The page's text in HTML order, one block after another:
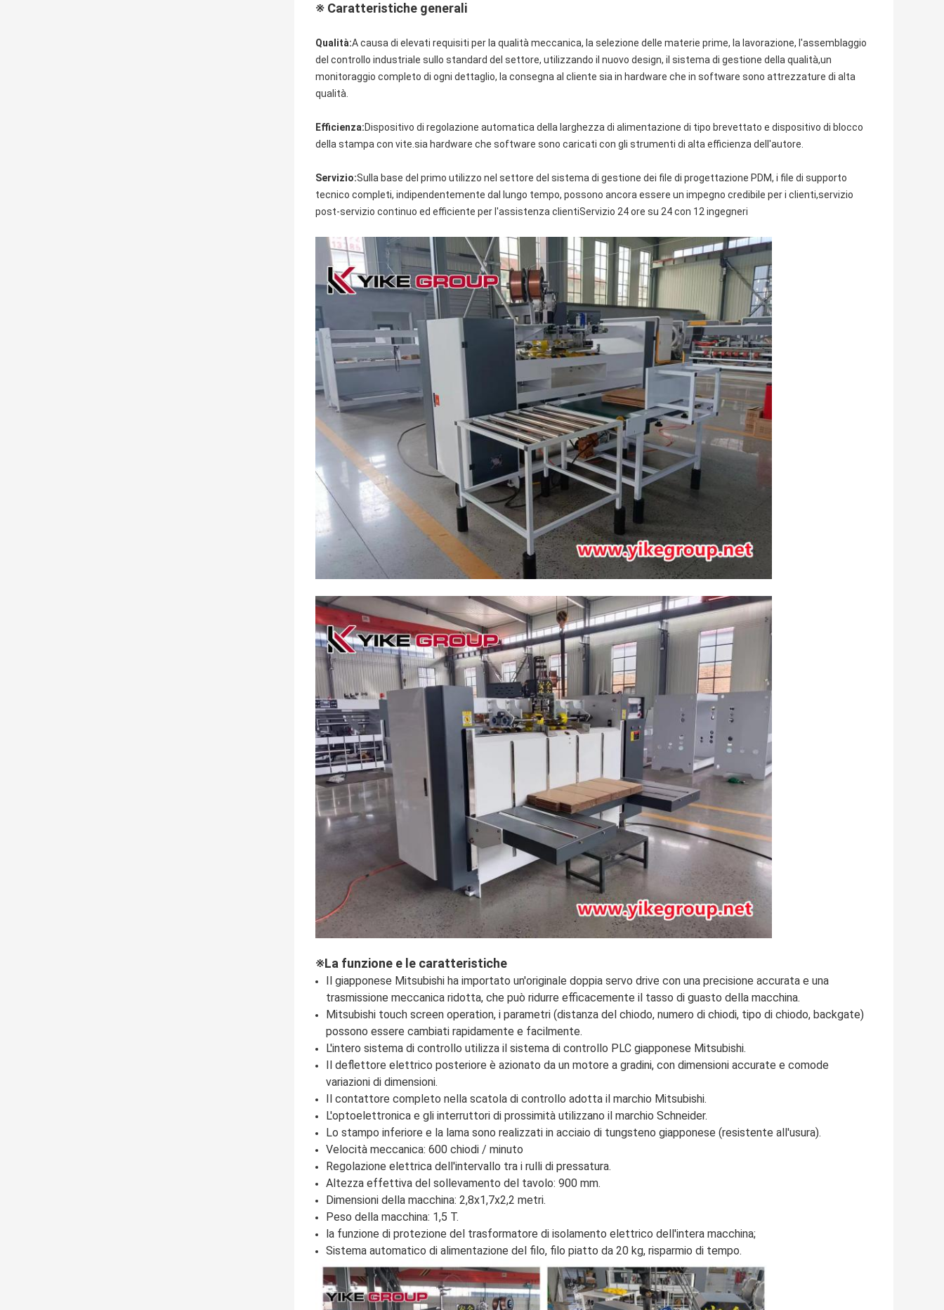
※ Caratteristiche generali
Qualità:A causa di elevati requisiti per la qualità meccanica, la selezione delle materie prime, la lavorazione, l'assemblaggio
del controllo industriale sullo standard del settore, utilizzando il nuovo design, il sistema di gestione della qualità,un
monitoraggio completo di ogni dettaglio, la consegna al cliente sia in hardware che in software sono attrezzature di alta
qualità.
Efficienza:Dispositivo di regolazione automatica della larghezza di alimentazione di tipo brevettato e dispositivo di blocco
della stampa con vite.sia hardware che software sono caricati con gli strumenti di alta efficienza dell'autore.
Servizio:Sulla base del primo utilizzo nel settore del sistema di gestione dei file di progettazione PDM, i file di supporto
tecnico completi, indipendentemente dal lungo tempo, possono ancora essere un impegno credibile per i clienti,servizio
post-servizio continuo ed efficiente per l'assistenza clientiServizio 24 ore su 24 con 12 ingegneri
※La funzione e le caratteristiche
Il giapponese Mitsubishi ha importato un'originale doppia servo drive con una precisione accurata e una
trasmissione meccanica ridotta, che può ridurre efficacemente il tasso di guasto della macchina.
Mitsubishi touch screen operation, i parametri (distanza del chiodo, numero di chiodi, tipo di chiodo, backgate)
possono essere cambiati rapidamente e facilmente.
L'intero sistema di controllo utilizza il sistema di controllo PLC giapponese Mitsubishi.
Il deflettore elettrico posteriore è azionato da un motore a gradini, con dimensioni accurate e comode
variazioni di dimensioni.
Il contattore completo nella scatola di controllo adotta il marchio Mitsubishi.
L'optoelettronica e gli interruttori di prossimità utilizzano il marchio Schneider.
Lo stampo inferiore e la lama sono realizzati in acciaio di tungsteno giapponese (resistente all'usura).
Velocità meccanica: 600 chiodi / minuto
Regolazione elettrica dell'intervallo tra i rulli di pressatura.
Altezza effettiva del sollevamento del tavolo: 900 mm.
Dimensioni della macchina: 2,8x1,7x2,2 metri.
Peso della macchina: 1,5 T.
la funzione di protezione del trasformatore di isolamento elettrico dell'intera macchina;
Sistema automatico di alimentazione del filo, filo piatto da 20 kg, risparmio di tempo.